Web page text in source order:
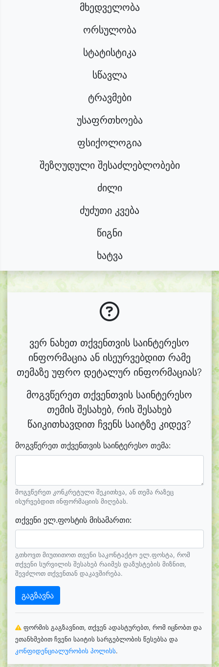
მხედველობა
ორსულობა
სტატისტიკა
სწავლა
ტრავმები
უსაფრთხოება
ფსიქოლოგია
შეზღუდული შესაძლებლობები
ძილი
ძუძუთი კვება
წიგნი
ხატვა
ვერ ნახეთ თქვენთვის საინტერესო
ინფორმაცია ან ისეურვებდით რამე
თემაზე უფრო დეტალურ ინფორმაციას?
მოგვწერეთ თქვენთვის საინტერესო
თემის შესახებ, რის შესახებ
წაიკითხავდით ჩვენს საიტზე კიდევ?
მოგვწერეთ თქვენთვის საინტერესო თემა:
მოგვწერეთ კონკრეტული შეკითხვა, ან თემა რაზეც
ისურვებდით ინფორმაციის მიღებას.
თქვენი ელ.ფოსტის მისამართი:
გთხოვთ მიუთითოთ თვენი საკონტაქტო ელ.ფოსტა, რომ
თქვენი სურვილის შესახებ რაიმეს დაზუსტების მიზნით,
შევძლოთ თქვენთან დაკავშირება.
გაგზავნა
ფორმის გაგზავნით, თქვენ ადასტურებთ, რომ იცნობთ და
ეთანხმებით ჩვენი საიტის სარგებლობის წესებსა და
კონფიდენციალურობის პოლისს.